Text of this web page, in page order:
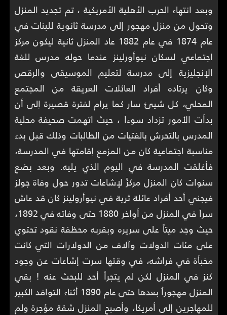
وبعد انتهاء الحرب الأهلية الأمريكية ، تم تجديد المنزل
وتحول من منزل مهجور إلى مدرسة ثانوية للبنات في
عام 1874 في عام 1882 عاد المنزل ثانية ليكون مركز
اجتماعي لسكان نيوأورلينز عندما حوله مدرس للغة
الإنجليزية إلى مدرسة لتعليم الموسيقى والرقص
وكان يرتاده أفراد العائلات العريقة من المجتمع
المحلي، كل شيئ سار كما يرام لفترة قصيرة إلى أن
بدأت الأمور تزداد سوءاً ، حيث اتهمت صحيفة محلية
المدرس بالتحرش بالفتيات من الطالبات وذلك قبل بدء
مناسبة اجتماعية كان من المزمع إقامتها في المدرسة،
فأغلقت المدرسة في اليوم الذي يليه. وبعد بضع
سنوات كان المنزل مركزً لإشاعات تدور حول وفاة جولز
فيجني أحد أفراد عائلة ثرية في نيوأرولينز كان قد عاش
سراً في المنزل من أواخر 1880 حتى وفاته في 1892،
حيث وجد ميتاً على سريره وبقربه محظفة نقود تحتوي
على مئات الدولات وآلاف من الدولارات التي كانت
مخبأة في فراشه، في وقتها سرت إشاعات عن وجود
كنز في المنزل لكن لم يتجرأ أحد للبحث عنه ! بقي
المنزل مهجوراُ بعدها حتى عام 1890 أثناء التوافد الكبير
للمهاجرين إلى أمريكا، وأصبح المنزل شقة مؤجرة ولم